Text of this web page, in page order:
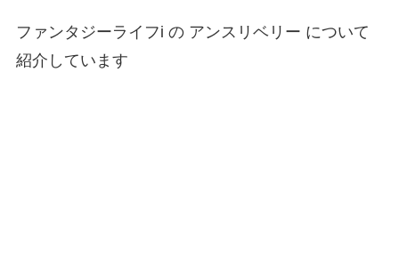
ファンタジーライフi の アンスリベリー について
紹介しています